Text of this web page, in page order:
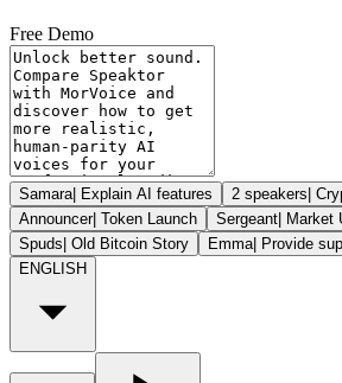
Free Demo
Samara| Explain AI features 2 speakers|
Announcer| Token Launch Sergeant| Market
Spuds| Old Bitcoin Story Emma| Provide
ENGLISH